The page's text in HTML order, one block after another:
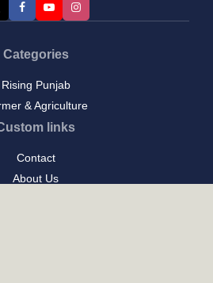
Categories
Rising Punjab
& Agriculture
links
Contact
About Us